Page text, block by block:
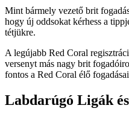
Mint bármely vezető brit
hogy új oddsokat kérhess a
tétjükre.
A legújabb Red Coral
versenyt más nagy brit
fontos a Red Coral élő
Labdarúgó Ligák